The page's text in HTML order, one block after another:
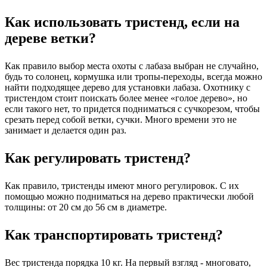
Как использовать тристенд, если на
дереве ветки?
Как правило выбор места охоты с лабаза выбран не случайно,
будь то солонец, кормушка или тропы-переходы, всегда можно
найти подходящее дерево для установки лабаза. Охотнику с
тристендом стоит поискать более менее «голое дерево», но
если такого нет, то придется подниматься с сучкорезом, чтобы
срезать перед собой ветки, сучки. Много времени это не
занимает и делается один раз.
Как регулировать тристенд?
Как правило, тристенды имеют много регулировок. С их
помощью можно подниматься на дерево практически любой
толщины: от 20 см до 56 см в диаметре.
Как транспортировать тристенд?
Вес тристенда порядка 10 кг. На первый взгляд - многовато,